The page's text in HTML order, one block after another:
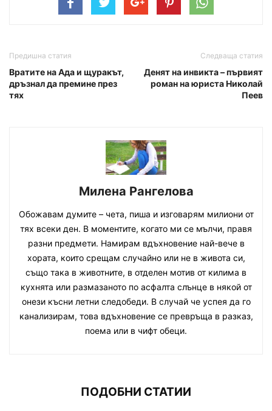
Предишна статия
Вратите на Ада и щуракът,
дръзнал да премине през
тях
Следваща статия
Денят на инвикта – първият
роман на юриста Николай
Пеев
Милена Рангелова
Обожавам думите – чета, пиша и изговарям милиони от
тях всеки ден. В моментите, когато ми се мълчи, правя
разни предмети. Намирам вдъхновение най-вече в
хората, които срещам случайно или не в живота си,
също така в животните, в отделен мотив от килима в
кухнята или размазаното по асфалта слънце в някой от
онези късни летни следобеди. В случай че успея да го
канализирам, това вдъхновение се превръща в разказ,
поема или в чифт обеци.
ПОДОБНИ СТАТИИ